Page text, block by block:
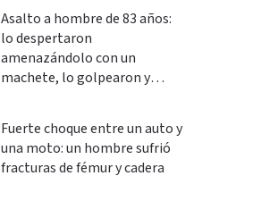
Asalto a hombre de 83 años:
lo despertaron
amenazándolo con un
machete, lo golpearon y
Fuerte choque entre un auto y
una moto: un hombre sufrió
fracturas de fémur y cadera